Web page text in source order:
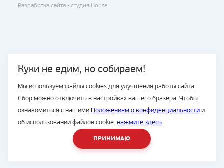
Куки не едим, но собираем!
Мы используем файлы cookies для улучшения работы сайта.
Сбор можно отключить в настройках вашего бразера. Чтобы
ознакомиться с нашими Положениям о конфиденциальностии
об использовании файлов cookie. нажмите здесь
ПРИНИМАЮ
Разработка сайта - студия House